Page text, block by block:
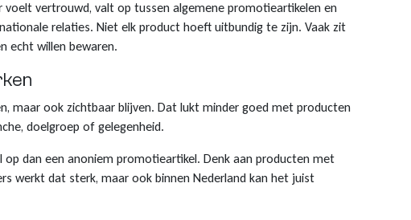
voelt vertrouwd, valt op tussen algemene promotieartikelen en
relaties. Niet elk product hoeft uitbundig te zijn. Vaak zit
echt willen bewaren.
maar ook zichtbaar blijven. Dat lukt minder goed met producten
doelgroep of gelegenheid.
op dan een anoniem promotieartikel. Denk aan producten met
werkt dat sterk, maar ook binnen Nederland kan het juist